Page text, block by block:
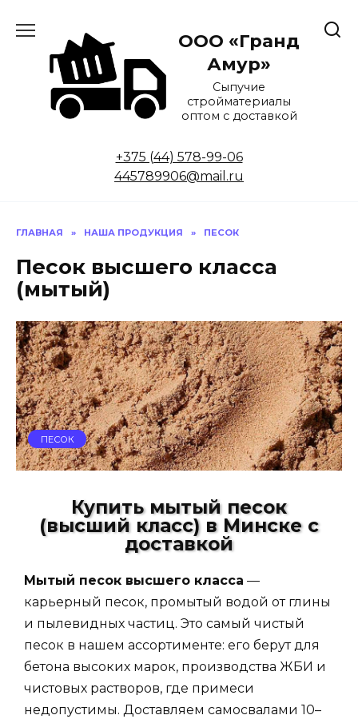
ООО «Гранд
Амур»
Сыпучие
стройматериалы
оптом с доставкой
+375 (44) 578-99-06
445789906@mail.ru
ГЛАВНАЯ » НАША ПРОДУКЦИЯ » ПЕСОК
Песок высшего класса
(мытый)
ПЕСОК
Купить мытый песок
(высший класс) в Минске с
доставкой
Мытый песок высшего класса —
карьерный песок, промытый водой от глины
и пылевидных частиц. Это самый чистый
песок в нашем ассортименте: его берут для
бетона высоких марок, производства ЖБИ и
чистовых растворов, где примеси
недопустимы. Доставляем самосвалами 10–